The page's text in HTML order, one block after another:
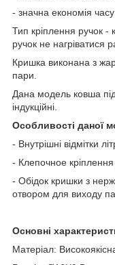
- значна економія
Тип кріплення ручок
ручок не нагріватися
Кришка виконана з
пари.
Дана модель ковша
індукційні.
Особливості даної
- Внутрішні відмітки
- Клепочное кріплення
- Обідок кришки з
отвором для виходу
Основні
Матеріал: